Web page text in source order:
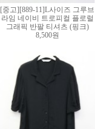
[중고][889-11]L사이즈 그루브
라임 네이비 트로피컬 플로럴
그래픽 반팔 티셔츠 (핑크)
8,500원